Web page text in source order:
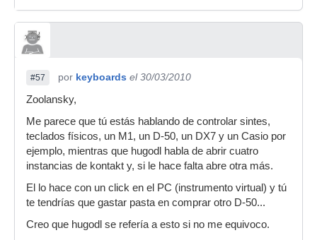
#57 por keyboards el 30/03/2010
Zoolansky,
Me parece que tú estás hablando de controlar sintes,
teclados físicos, un M1, un D-50, un DX7 y un Casio por
ejemplo, mientras que hugodl habla de abrir cuatro
instancias de kontakt y, si le hace falta abre otra más.
El lo hace con un click en el PC (instrumento virtual) y tú
te tendrías que gastar pasta en comprar otro D-50...
Creo que hugodl se refería a esto si no me equivoco.